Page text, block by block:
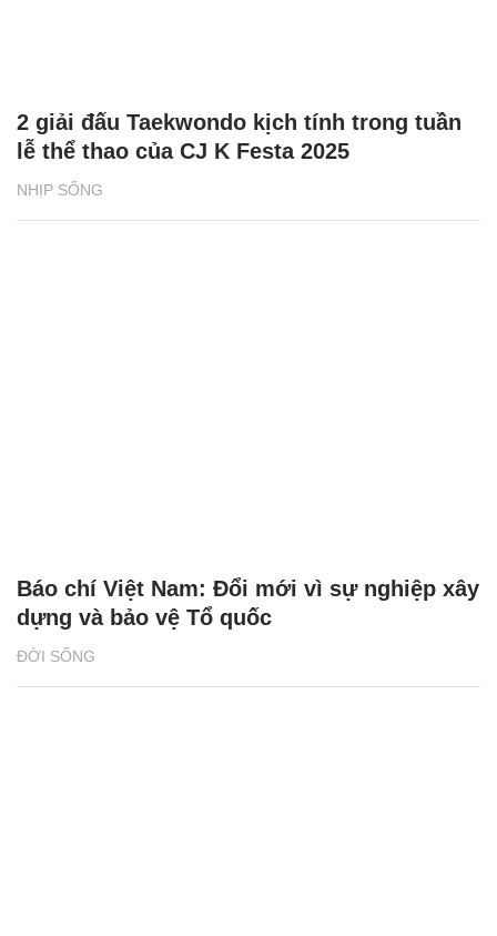
NHỊP SỐNG
2 giải đấu Taekwondo kịch tính trong tuần
lễ thể thao của CJ K Festa 2025
ĐỜI SỐNG
Báo chí Việt Nam: Đổi mới vì sự nghiệp xây
dựng và bảo vệ Tổ quốc